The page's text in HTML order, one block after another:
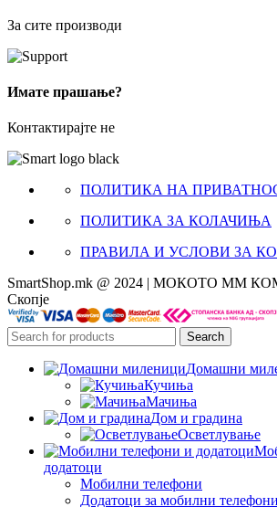
За сите производи
Имате прашање?
Контактирајте не
ПОЛИТИКА НА
ПОЛИТИКА ЗА КОЛАЧИЊА
ПРАВИЛА И УСЛОВИ ЗА
SmartShop.mk @ 2024 | МОКОТО ММ
Скопје
Search
Домашни
Кучиња
Мачиња
Дом и градина
Осветлување
додатоци
Мобилни телефони
Додатоци за мобилни телефони